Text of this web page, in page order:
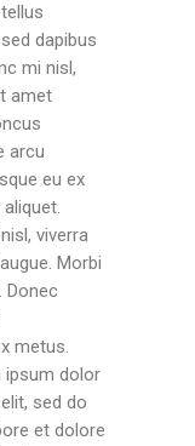
dapibus
mi nisl,
amet
arcu
eu ex
viverra
Morbi
Donec
metus.
ipsum dolor
sed do
et dolore